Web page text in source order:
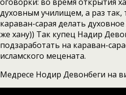
духовным училищем, а раз так,
караван-сарая делать
же хану)) Так купец Надир
подзаработать на караван-
исламского мецената.
Медресе Нодир Девонбеги на